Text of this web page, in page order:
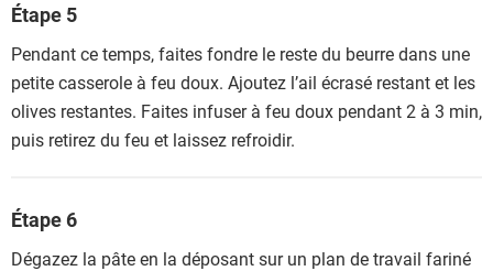
Étape 5
Pendant ce temps, faites fondre le reste du beurre dans une
petite casserole à feu doux. Ajoutez l’ail écrasé restant et les
olives restantes. Faites infuser à feu doux pendant 2 à 3 min,
puis retirez du feu et laissez refroidir.
Étape 6
Dégazez la pâte en la déposant sur un plan de travail fariné